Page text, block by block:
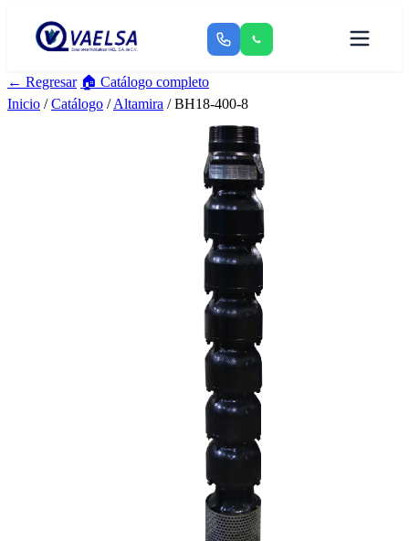
← Regresar 🏠 Catálogo completo
Inicio /Catálogo /Altamira / BH18-400-8